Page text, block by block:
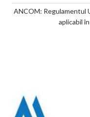
ANCOM: Regulamentul
aplicabil